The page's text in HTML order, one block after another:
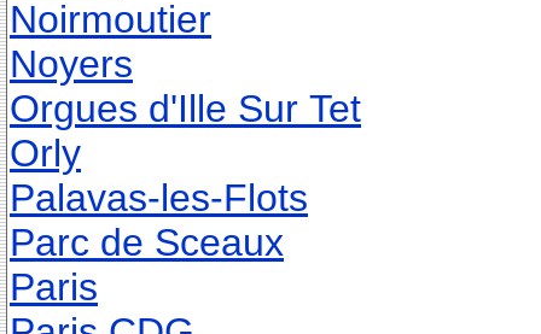
Noirmoutier
Noyers
Orgues d'Ille Sur Tet
Orly
Palavas-les-Flots
Parc de Sceaux
Paris